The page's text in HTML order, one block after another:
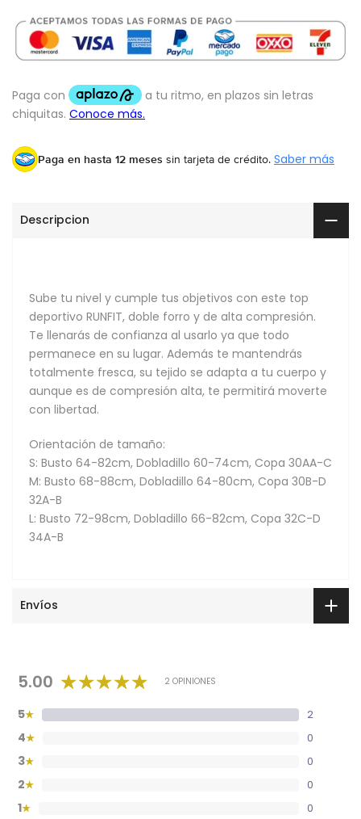
Paga en hasta 12 meses sin tarjeta de crédito. Saber más
Descripcion
Sube tu nivel y cumple tus objetivos con este top
deportivo RUNFIT, doble forro y de alta compresión.
Te llenarás de confianza al usarlo ya que todo
permanece en su lugar. Además te mantendrás
totalmente fresca, su tejido se adapta a tu cuerpo y
aunque es de compresión alta, te permitirá moverte
con libertad.
Orientación de tamaño:
S: Busto 64-82cm, Dobladillo 60-74cm, Copa 30AA-C
M: Busto 68-88cm, Dobladillo 64-80cm, Copa 30B-D
32A-B
L: Busto 72-98cm, Dobladillo 66-82cm, Copa 32C-D
34A-B
Envíos
5.00 2 OPINIONES
5★ 2
4★ 0
3★ 0
2★ 0
1★ 0